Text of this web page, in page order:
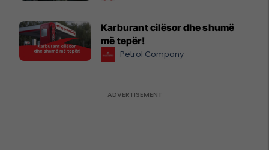
Karburant cilësor dhe shumë
më tepër!
Petrol Company